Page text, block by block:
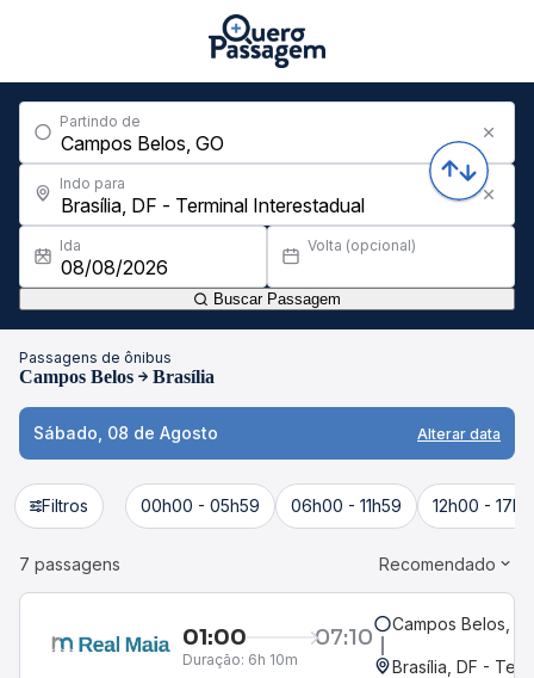
Partindo de
Indo para
Ida Volta (opcional)
Buscar Passagem
Passagens de ônibus
Campos Belos Brasília
Sábado, 08 de Agosto Alterar data
Filtros 00h00 - 05h59 06h00 - 11h59 12h00 -
7 passagens Recomendado
01:00 07:10
Duração: 6h 10m
Campos Belos,
Brasília, DF -